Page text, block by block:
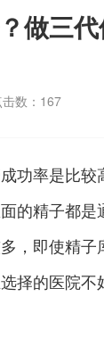
做三
数： 167
功率是比较
的精子都是
，即使精子
择的医院